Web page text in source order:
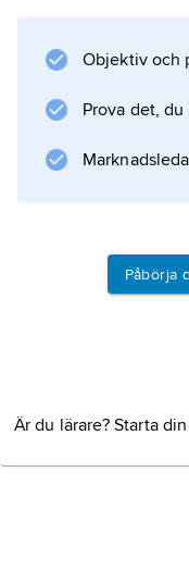
storskaliga
atmosfären
,
hav
Objektiv och
Prova det,
Påbörja
Är du lärare? Starta